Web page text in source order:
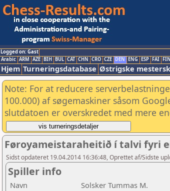
Logged on: Gast
Arabic ARM AZE BIH BUL CAT CHN CRO CZE DEN ENG ESP FAI FIN
Hjem Turneringsdatabase Østrigske
Note: For at reducere
100.000) af søgemaskiner såsom
slutdatoen er overskredet med mere
Føroyameistaraheitið í talvi fyri
Sidst opdateret 19.04.2014 16:36:48, Oprettet af/Sidste
Spiller info
Navn
Solsker Tummas M.